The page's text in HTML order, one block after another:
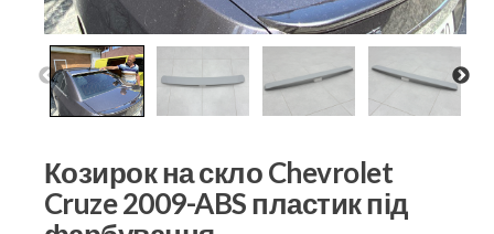
Козирок на скло Chevrolet
Cruze 2009-ABS пластик під